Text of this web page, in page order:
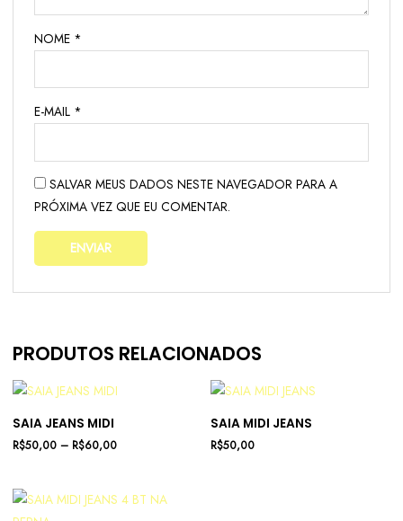
NOME *
E-MAIL *
SALVAR MEUS DADOS NESTE NAVEGADOR PARA A
PRÓXIMA VEZ QUE EU COMENTAR.
PRODUTOS RELACIONADOS
SAIA JEANS MIDI
R$50,00 – R$60,00
SAIA MIDI JEANS
R$50,00